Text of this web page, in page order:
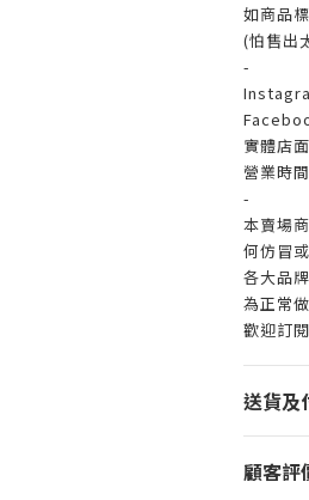
如商品
(怕售出
-
實體店
營業時
-
本賣場
何仿冒
各大品
為正常
歡迎訂
送貨及
顧客評